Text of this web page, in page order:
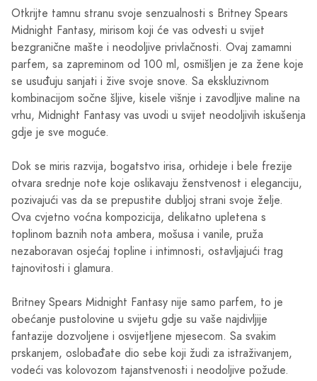
Otkrijte tamnu stranu svoje senzualnosti s Britney Spears
Midnight Fantasy, mirisom koji će vas odvesti u svijet
bezgranične mašte i neodoljive privlačnosti. Ovaj zamamni
parfem, sa zapreminom od 100 ml, osmišljen je za žene koje
se usuđuju sanjati i žive svoje snove. Sa ekskluzivnom
kombinacijom sočne šljive, kisele višnje i zavodljive maline na
vrhu, Midnight Fantasy vas uvodi u svijet neodoljivih iskušenja
gdje je sve moguće.
Dok se miris razvija, bogatstvo irisa, orhideje i bele frezije
otvara srednje note koje oslikavaju ženstvenost i eleganciju,
pozivajući vas da se prepustite dubljoj strani svoje želje.
Ova cvjetno voćna kompozicija, delikatno upletena s
toplinom baznih nota ambera, mošusa i vanile, pruža
nezaboravan osjećaj topline i intimnosti, ostavljajući trag
tajnovitosti i glamura.
Britney Spears Midnight Fantasy nije samo parfem, to je
obećanje pustolovine u svijetu gdje su vaše najdivljije
fantazije dozvoljene i osvijetljene mjesecom. Sa svakim
prskanjem, oslobađate dio sebe koji žudi za istraživanjem,
vodeći vas kolovozom tajanstvenosti i neodoljive požude.